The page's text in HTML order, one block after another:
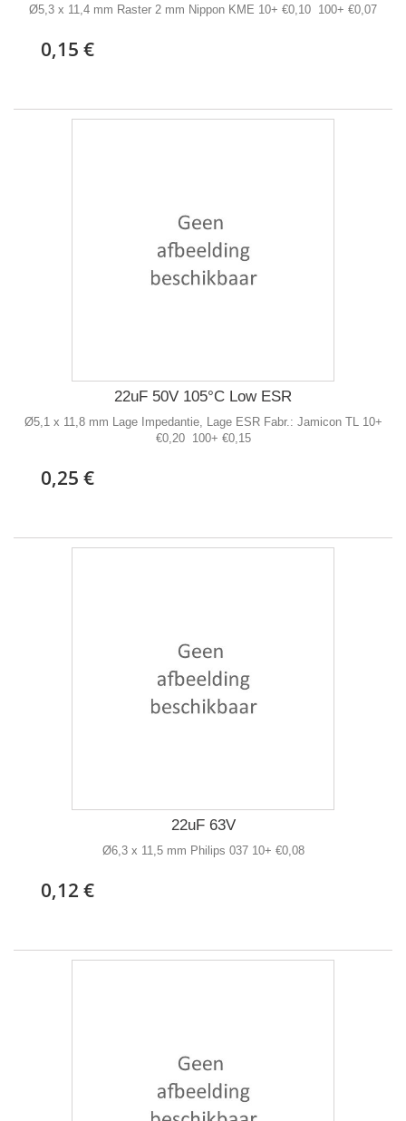
Ø5,3 x 11,4 mm Raster 2 mm Nippon KME 10+ €0,10 100+ €0,07
0,15 €
22uF 50V 105°C Low ESR
Ø5,1 x 11,8 mm Lage Impedantie, Lage ESR Fabr.: Jamicon TL 10+
€0,20 100+ €0,15
0,25 €
22uF 63V
Ø6,3 x 11,5 mm Philips 037 10+ €0,08
0,12 €